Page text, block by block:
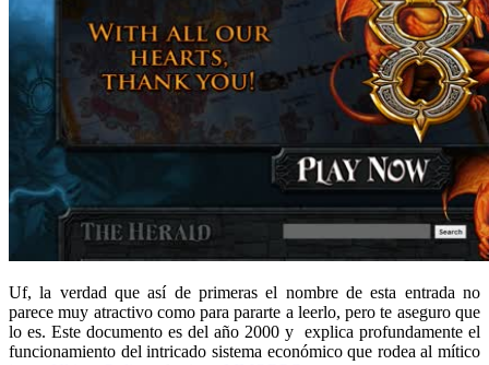
Uf, la verdad que así de primeras el nombre de esta entrada no
parece muy atractivo como para pararte a leerlo, pero te aseguro que
lo es. Este documento es del año 2000 y explica profundamente el
funcionamiento del intricado sistema económico que rodea al mítico